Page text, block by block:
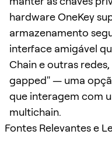
hardware OneKey
armazenamento
interface amigável
Chain e outras
gapped" — uma
que interagem com
multichain.
Fontes Relevantes e